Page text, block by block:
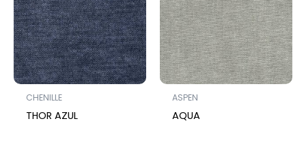
CHENILLE
THOR AZUL
ASPEN
AQUA